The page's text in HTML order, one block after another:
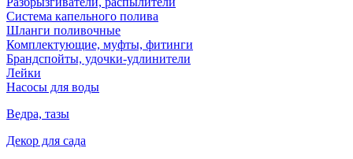
Система капельного полива
Шланги поливочные
Комплектующие, муфты, фитинги
Брандспойты, удочки-удлинители
Лейки
Насосы для воды
Ведра, тазы
Декор для сада